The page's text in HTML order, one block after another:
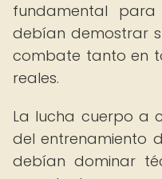
fundamental para
debían demostrar
combate tanto en
reales.
La lucha cuerpo a
del entrenamiento
debían dominar